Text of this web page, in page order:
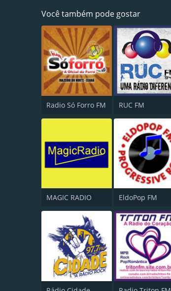
Você também pode gostar
Radio Só Forro FM RUC FM
MAGIC RADIO EldoPop FM